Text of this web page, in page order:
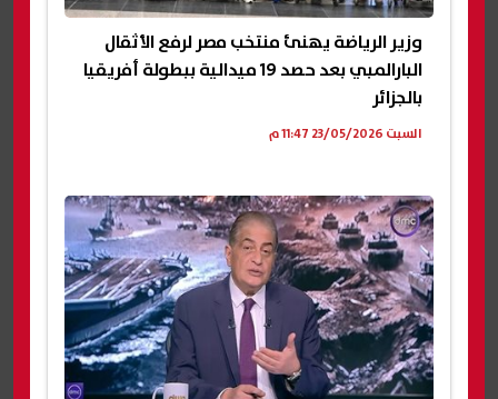
وزير الرياضة يهنئ منتخب مصر لرفع الأثقال
البارالمبي بعد حصد 19 ميدالية ببطولة أفريقيا
بالجزائر
السبت 23/05/2026 11:47 م